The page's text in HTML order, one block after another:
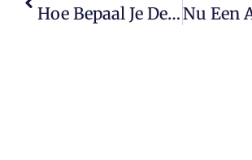
Hoe Bepaal Je De Waarde Van Je Bedrijf Voor Een Succesvolle Verkoop?